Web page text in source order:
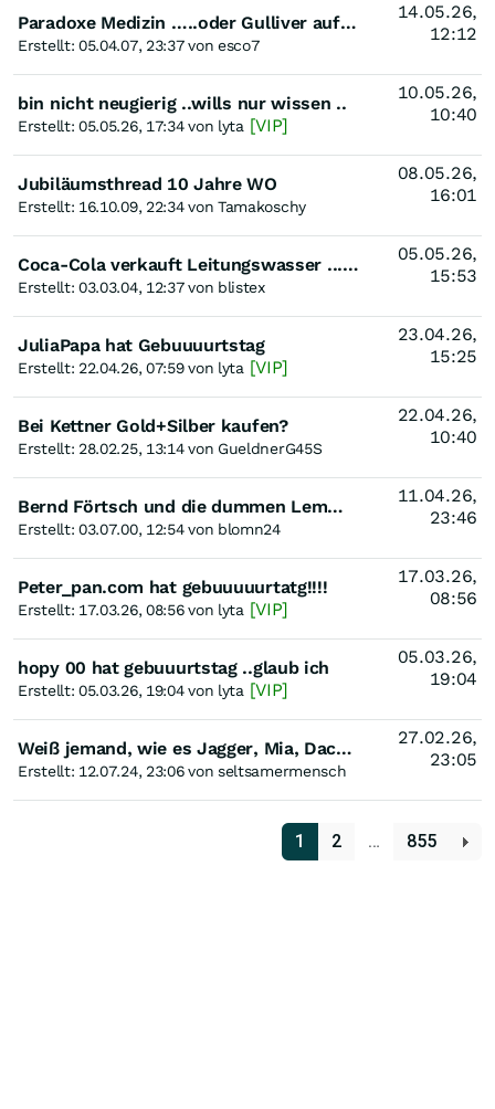
Paradoxe Medizin …..oder Gulliver auf dem Weg der Besserung
Erstellt: 05.04.07, 23:37 von esco7
14.05.26,
12:12
bin nicht neugierig ..wills nur wissen ..
Erstellt: 05.05.26, 17:34 von lyta[VIP]
10.05.26,
10:40
Jubiläumsthread 10 Jahre WO
Erstellt: 16.10.09, 22:34 von Tamakoschy
08.05.26,
16:01
Coca-Cola verkauft Leitungswasser ... hierzulande auch ....
Erstellt: 03.03.04, 12:37 von blistex
05.05.26,
15:53
JuliaPapa hat Gebuuuurtstag
Erstellt: 22.04.26, 07:59 von lyta[VIP]
23.04.26,
15:25
Bei Kettner Gold+Silber kaufen?
Erstellt: 28.02.25, 13:14 von GueldnerG45S
22.04.26,
10:40
Bernd Förtsch und die dummen Lemminge...
Erstellt: 03.07.00, 12:54 von blomn24
11.04.26,
23:46
Peter_pan.com hat gebuuuuurtatg!!!!
Erstellt: 17.03.26, 08:56 von lyta[VIP]
17.03.26,
08:56
hopy 00 hat gebuuurtstag ..glaub ich
Erstellt: 05.03.26, 19:04 von lyta[VIP]
05.03.26,
19:04
Weiß jemand, wie es Jagger, Mia, Dachs,Nautiker, Anne, Duschgel, KFM, Wonderful und Konsorten geht?
Erstellt: 12.07.24, 23:06 von seltsamermensch
27.02.26,
23:05
1 2 … 855